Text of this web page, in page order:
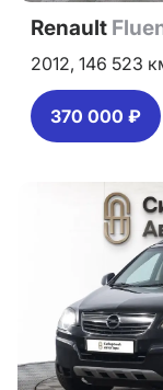
Renault
2012, 146 523
370 000 ₽